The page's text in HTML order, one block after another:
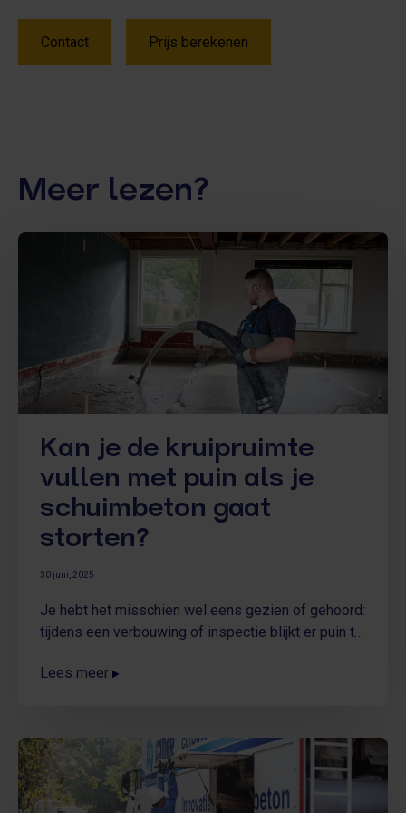
Contact Prijs berekenen
Meer lezen?
Kan je de kruipruimte
vullen met puin als je
schuimbeton gaat
storten?
30 juni, 2025
Je hebt het misschien wel eens gezien of gehoord:
tijdens een verbouwing of inspectie blijkt er puin te
stukjes beton, houtresten of oude leidingen. Het
liggen of kan ik mijn overtollige puin in de
kruipruimte gooien voor het storten van
schuimbeton? Het korte, maar duidelijke antwoord:
nee. En dat heeft alles te maken met de werking,
Lees meer